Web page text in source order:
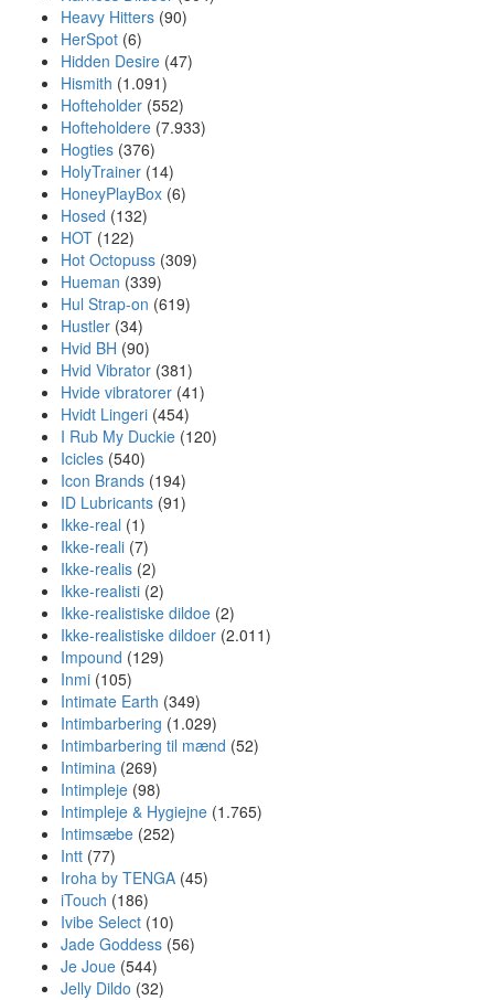
Heavy Hitters (90)
HerSpot (6)
Hidden Desire (47)
Hismith (1.091)
Hofteholder (552)
Hofteholdere (7.933)
Hogties (376)
HolyTrainer (14)
HoneyPlayBox (6)
Hosed (132)
HOT (122)
Hot Octopuss (309)
Hueman (339)
Hul Strap-on (619)
Hustler (34)
Hvid BH (90)
Hvid Vibrator (381)
Hvide vibratorer (41)
Hvidt Lingeri (454)
I Rub My Duckie (120)
Icicles (540)
Icon Brands (194)
ID Lubricants (91)
Ikke-real (1)
Ikke-reali (7)
Ikke-realis (2)
Ikke-realisti (2)
Ikke-realistiske dildoe (2)
Ikke-realistiske dildoer (2.011)
Impound (129)
Inmi (105)
Intimate Earth (349)
Intimbarbering (1.029)
Intimbarbering til mænd (52)
Intimina (269)
Intimpleje (98)
Intimpleje & Hygiejne (1.765)
Intimsæbe (252)
Intt (77)
Iroha by TENGA (45)
iTouch (186)
Ivibe Select (10)
Jade Goddess (56)
Je Joue (544)
Jelly Dildo (32)